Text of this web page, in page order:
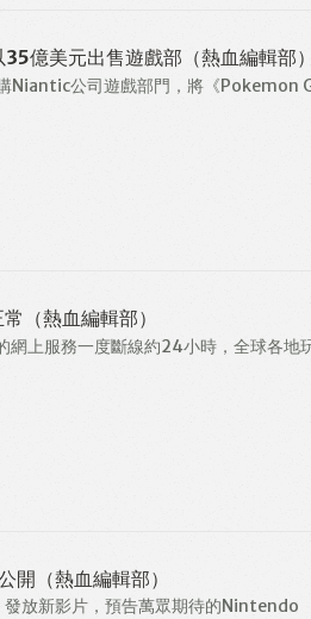
美元出售遊戲部（熱血編輯部
Niantic公司遊戲部門，將《Pokemon
熱血編輯部）
上服務一度斷線約24小時，全球各地
（熱血編輯部）
發放新影片，預告萬眾期待的Nintendo